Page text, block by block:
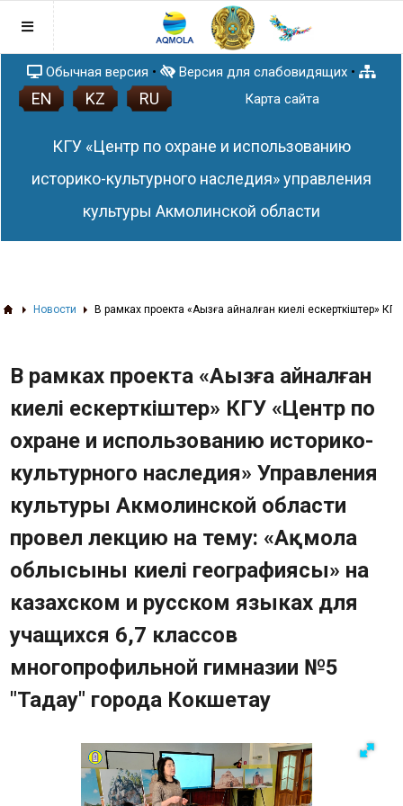
Главная
Правовая база
Раскрытие понятия и содержания
Закона Республики Казахстан от 18
ноября 2015 года № 410-V ЗРК «О
План работы
Новости
ЗD тур по сакральным объектам
Статьи
Памятники (QR-код)
культурного наследия
Опрос
Часто задаваемые вопросы
Фотогалерея
Видео
Государственные закупки
Обычная версия • Версия для слабовидящих•
Карта сайта
EN KZ RU
КГУ «Центр по охране и использованию
историко-культурного наследия» управления
культуры Акмолинской области
Новости В рамках проекта «Аңызға айналған киелі
В рамках проекта «Аңызға айналған
киелі ескерткіштер» КГУ «Центр по
охране и использованию историко-
культурного наследия» Управления
культуры Акмолинской области
провел лекцию на тему: «Ақмола
облысының киелі географиясы» на
казахском и русском языках для
учащихся 6,7 классов
многопрофильной гимназии №5
"Таңдау" города Кокшетау